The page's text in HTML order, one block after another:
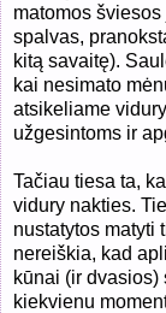
matomos
spalvas,
kitą savaitę).
kai nesimato
atsikeliame
užgesintoms ir
Tačiau tiesa ta,
vidury nakties.
nustatytos matyti
nereiškia, kad
kūnai (ir
kiekvienu